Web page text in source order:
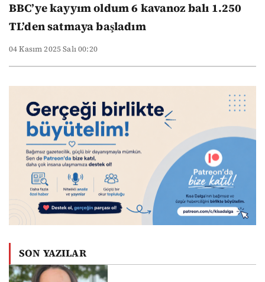
BBC’ye kayyım oldum 6 kavanoz balı 1.250
TL’den satmaya başladım
04 Kasım 2025 Salı 00:20
SON YAZILAR